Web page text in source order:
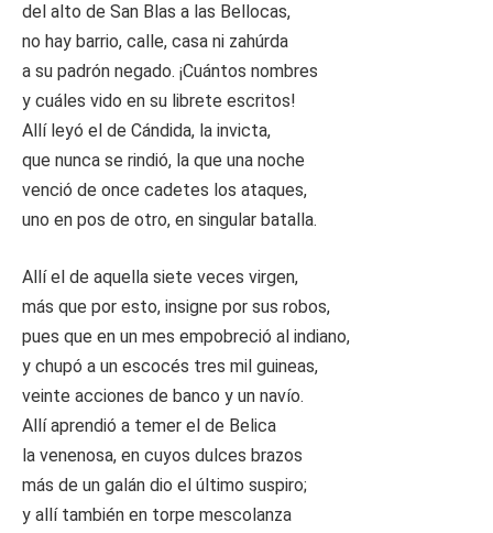
del alto de San Blas a las Bellocas,
no hay barrio, calle, casa ni zahúrda
a su padrón negado. ¡Cuántos nombres
y cuáles vido en su librete escritos!
Allí leyó el de Cándida, la invicta,
que nunca se rindió, la que una noche
venció de once cadetes los ataques,
uno en pos de otro, en singular batalla.
Allí el de aquella siete veces virgen,
más que por esto, insigne por sus robos,
pues que en un mes empobreció al indiano,
y chupó a un escocés tres mil guineas,
veinte acciones de banco y un navío.
Allí aprendió a temer el de Belica
la venenosa, en cuyos dulces brazos
más de un galán dio el último suspiro;
y allí también en torpe mescolanza